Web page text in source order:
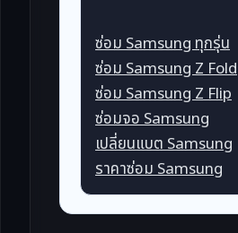
ซ่อม Samsung ทุกรุ่น
ซ่อม Samsung Z Fold
ซ่อม Samsung Z Flip
ซ่อมจอ Samsung
เปลี่ยนแบต Samsung
ราคาซ่อม Samsung